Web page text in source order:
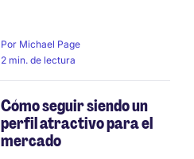
Por Michael Page
2 min. de lectura
Cómo seguir siendo un
perfil atractivo para el
mercado